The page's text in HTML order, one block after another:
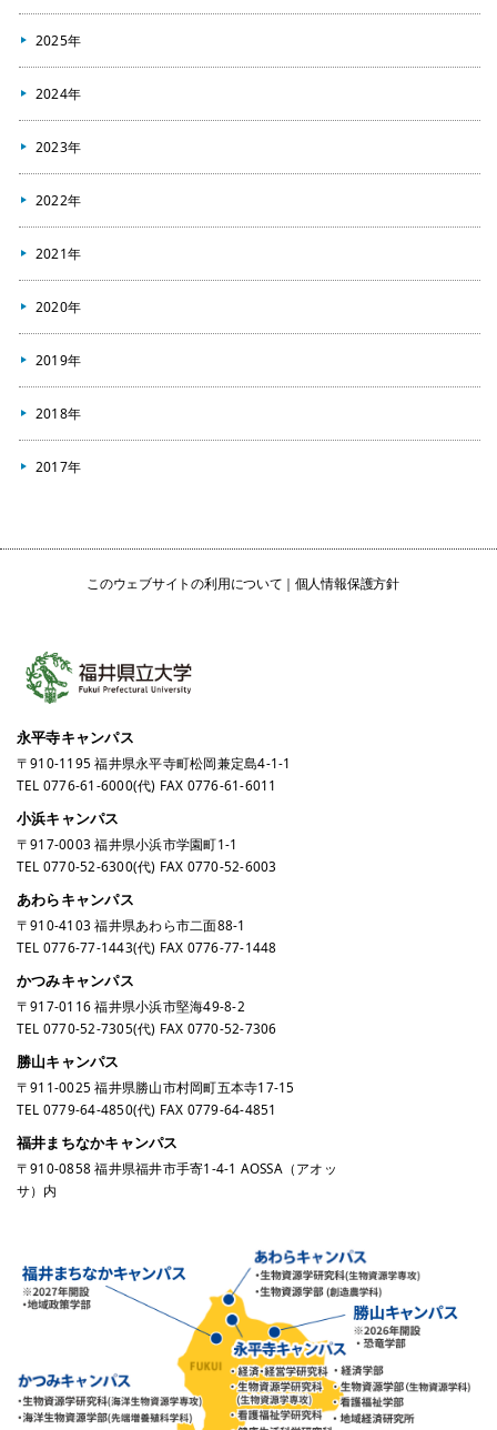
2025年
2024年
2023年
2022年
2021年
2020年
2019年
2018年
2017年
このウェブサイトの利用について 個人情報保護方針
永平寺キャンパス
〒910-1195 福井県永平寺町松岡兼定島4-1-1
TEL 0776-61-6000(代) FAX 0776-61-6011
小浜キャンパス
〒917-0003 福井県小浜市学園町1-1
TEL 0770-52-6300(代) FAX 0770-52-6003
あわらキャンパス
〒910-4103 福井県あわら市二面88-1
TEL 0776-77-1443(代) FAX 0776-77-1448
かつみキャンパス
〒917-0116 福井県小浜市堅海49-8-2
TEL 0770-52-7305(代) FAX 0770-52-7306
勝山キャンパス
〒911-0025 福井県勝山市村岡町五本寺17-15
TEL 0779-64-4850(代) FAX 0779-64-4851
福井まちなかキャンパス
〒910-0858 福井県福井市手寄1-4-1 AOSSA（アオッ
サ）内